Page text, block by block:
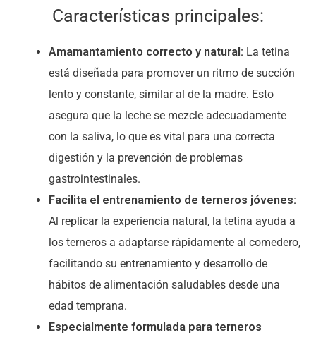
Características principales:
Amamantamiento correcto y natural: La tetina
está diseñada para promover un ritmo de succión
lento y constante, similar al de la madre. Esto
asegura que la leche se mezcle adecuadamente
con la saliva, lo que es vital para una correcta
digestión y la prevención de problemas
gastrointestinales.
Facilita el entrenamiento de terneros jóvenes:
Al replicar la experiencia natural, la tetina ayuda a
los terneros a adaptarse rápidamente al comedero,
facilitando su entrenamiento y desarrollo de
hábitos de alimentación saludables desde una
edad temprana.
Especialmente formulada para terneros